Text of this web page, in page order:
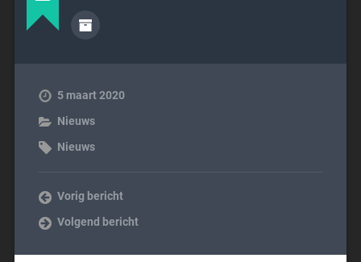
5 maart 2020
Nieuws
Nieuws
Vorig bericht
Volgend bericht